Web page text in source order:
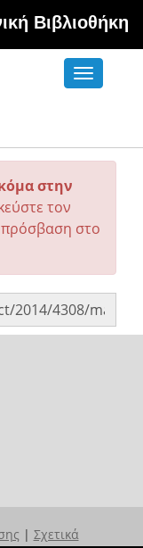
Βιβλιοθήκη
Toggle
στην
τον
στο
| Σχετικά